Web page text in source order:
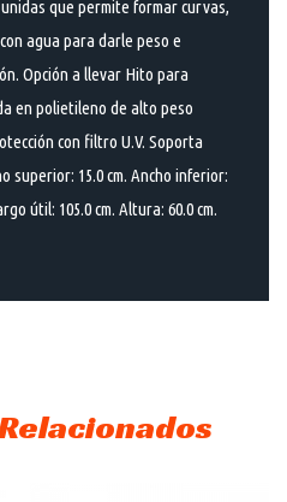
que permite formar curvas,
agua para darle peso e
Opción a llevar Hito para
en polietileno de alto peso
con filtro U.V. Soporta
superior: 15.0 cm. Ancho inferior:
útil: 105.0 cm. Altura: 60.0 cm.